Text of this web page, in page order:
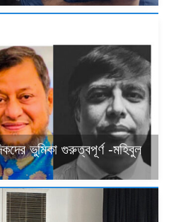
ভুমিকা গুরুত্বপূর্ণ -মহিবুল